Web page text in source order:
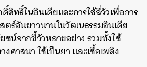
สิทธิ์ในอินเดียและการใช้ฉี่วัวเพื่อการ
ตร์อันยาวนานในวัฒนธรรมอินเดีย
ชน์จากขี้วัวหลายอย่าง รวมทั้งใช้
ศาสนา ใช้เป็นยา และเชื้อเพลิง
TWEET LINE EMAIL